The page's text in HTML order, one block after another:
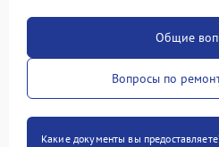
Общие
Вопросы по
Какие документы вы